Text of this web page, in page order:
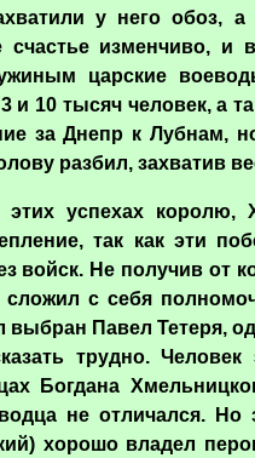
у него обоз,
счастье изменчиво, и
царские
и 10 тысяч человек, а
за Днепр к Лубнам,
разбил, захватив
успехах королю,
так как эти
войск. Не получив от
сложил с себя
выбран Павел Тетеря,
трудно.
Богдана
не отличался.
хорошо владел